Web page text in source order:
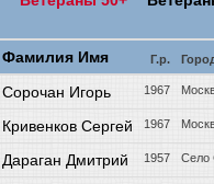
Фамилия Имя Г.р.
Сорочан Игорь 1967
Кривенков Сергей 1967
Дараган Дмитрий 1957 Село